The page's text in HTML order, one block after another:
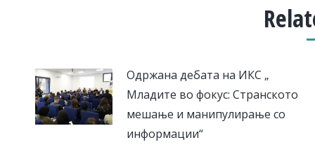
Одржана дебата на ИКС „
Младите во фокус: Странското
мешање и манипулирање со
информации“